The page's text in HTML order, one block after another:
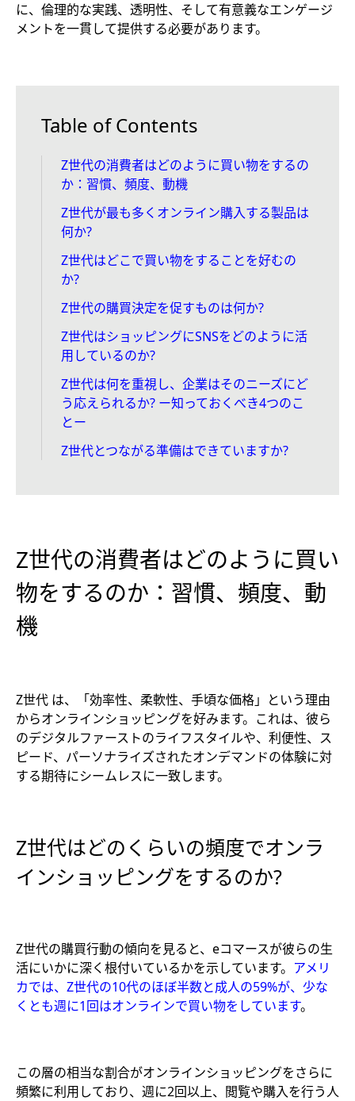
に、倫理的な実践、透明性、そして有意義なエンゲージ
メントを一貫して提供する必要があります。
Table of Contents
Z世代の消費者はどのように買い物をするの
か：習慣、頻度、動機
Z世代が最も多くオンライン購入する製品は
何か?
Z世代はどこで買い物をすることを好むの
か?
Z世代の購買決定を促すものは何か?
Z世代はショッピングにSNSをどのように活
用しているのか?
Z世代は何を重視し、企業はそのニーズにど
う応えられるか? ー知っておくべき4つのこ
とー
Z世代とつながる準備はできていますか?
Z世代の消費者はどのように買い
物をするのか：習慣、頻度、動
機
Z世代 は、「効率性、柔軟性、手頃な価格」という理由
からオンラインショッピングを好みます。これは、彼ら
のデジタルファーストのライフスタイルや、利便性、ス
ピード、パーソナライズされたオンデマンドの体験に対
する期待にシームレスに一致します。
Z世代はどのくらいの頻度でオンラ
インショッピングをするのか?
Z世代の購買行動の傾向を見ると、eコマースが彼らの生
活にいかに深く根付いているかを示しています。 アメリ
カでは、Z世代の10代のほぼ半数と成人の59%が、少な
くとも週に1回はオンラインで買い物をしています。
この層の相当な割合がオンラインショッピングをさらに
頻繁に利用しており、週に2回以上、閲覧や購入を行う人